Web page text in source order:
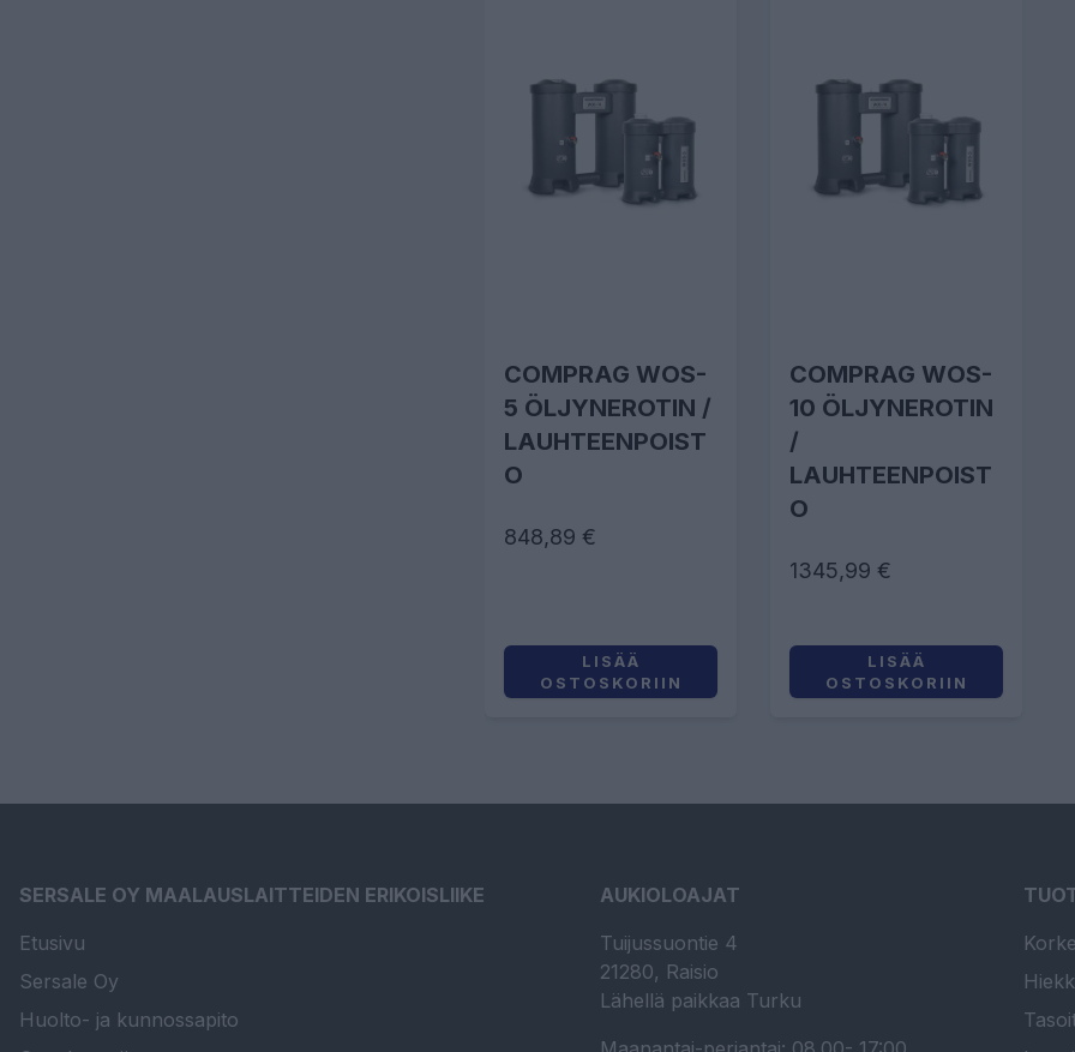
COMPRAG WOS-
5 ÖLJYNEROTIN /
LAUHTEENPOIST
O
848,89 €
LISÄÄ
OSTOSKORIIN
COMPRAG WOS-
10 ÖLJYNEROTIN
/
LAUHTEENPOIST
O
1345,99 €
LISÄÄ
OSTOSKORIIN
SERSALE OY MAALAUSLAITTEIDEN ERIKOISLIIKE
Etusivu
Sersale Oy
Huolto- ja kunnossapito
AUKIOLOAJAT
Tuijussuontie 4
21280, Raisio
Lähellä paikkaa Turku